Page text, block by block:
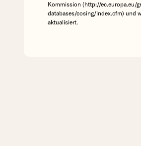
Kommission (http://ec.europa.eu/
databases/cosing/index.cfm) und
aktualisiert.